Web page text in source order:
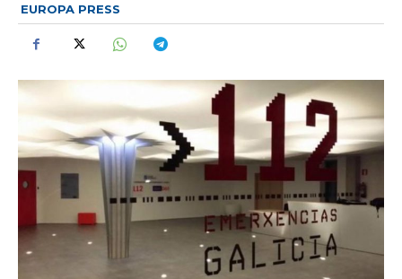
EUROPA PRESS